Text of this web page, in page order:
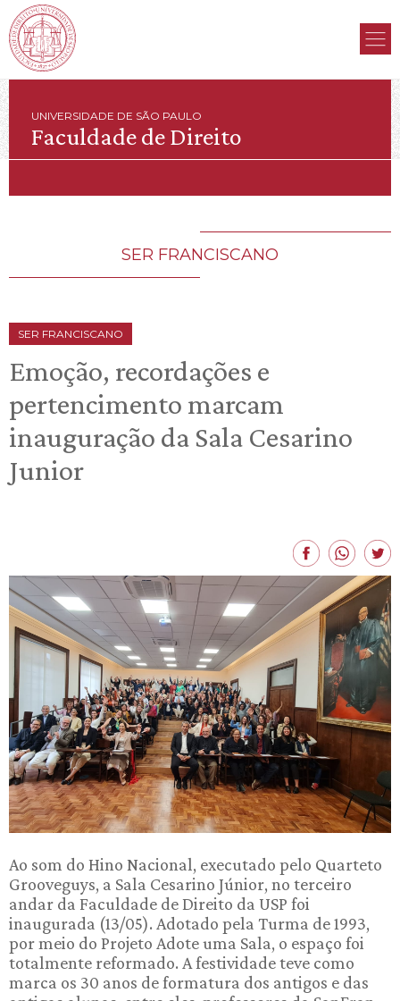
UNIVERSIDADE DE SÃO PAULO
Faculdade de Direito
SER FRANCISCANO
SER FRANCISCANO
Emoção, recordações e
pertencimento marcam
inauguração da Sala Cesarino
Junior
Ao som do Hino Nacional, executado pelo Quarteto
Grooveguys, a Sala Cesarino Júnior, no terceiro
andar da Faculdade de Direito da USP foi
inaugurada (13/05). Adotado pela Turma de 1993,
por meio do Projeto Adote uma Sala, o espaço foi
totalmente reformado. A festividade teve como
marca os 30 anos de formatura dos antigos e das